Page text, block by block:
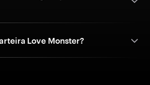
Love Monster?